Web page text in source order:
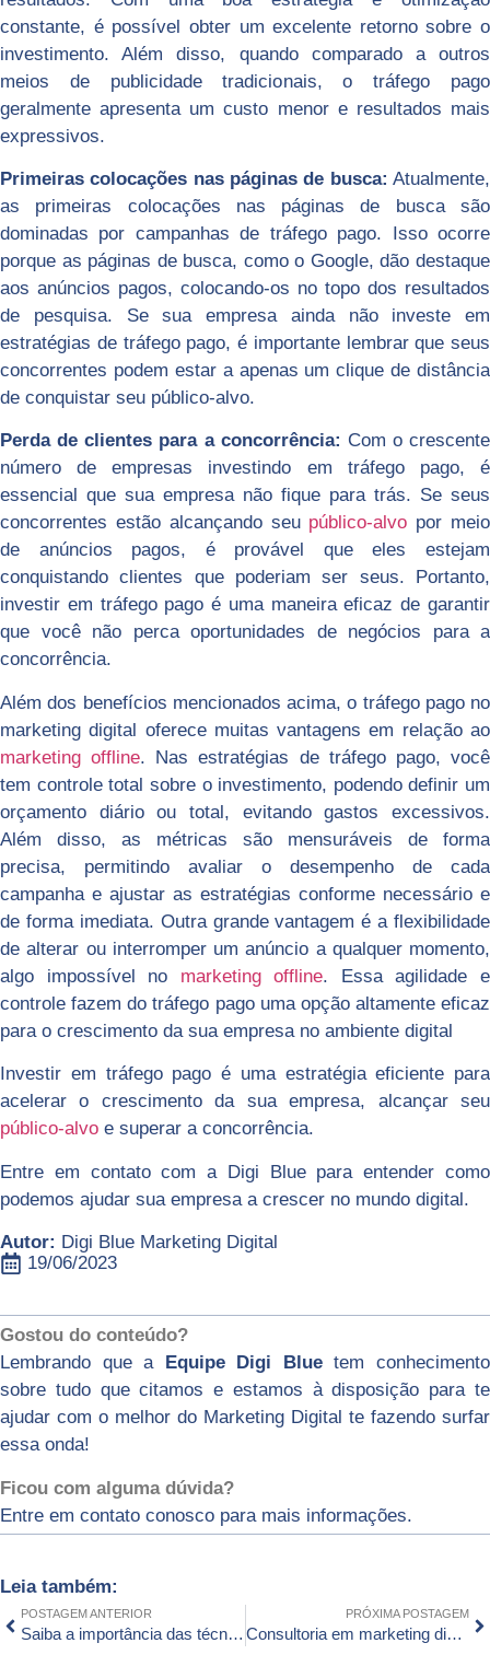
constante, é possível obter um excelente retorno sobre o
investimento. Além disso, quando comparado a outros
meios de publicidade tradicionais, o tráfego pago
geralmente apresenta um custo menor e resultados mais
expressivos.
Primeiras colocações nas páginas de busca: Atualmente,
as primeiras colocações nas páginas de busca são
dominadas por campanhas de tráfego pago. Isso ocorre
porque as páginas de busca, como o Google, dão destaque
aos anúncios pagos, colocando-os no topo dos resultados
de pesquisa. Se sua empresa ainda não investe em
estratégias de tráfego pago, é importante lembrar que seus
concorrentes podem estar a apenas um clique de distância
de conquistar seu público-alvo.
Perda de clientes para a concorrência: Com o crescente
número de empresas investindo em tráfego pago, é
essencial que sua empresa não fique para trás. Se seus
concorrentes estão alcançando seu público-alvo por meio
de anúncios pagos, é provável que eles estejam
conquistando clientes que poderiam ser seus. Portanto,
investir em tráfego pago é uma maneira eficaz de garantir
que você não perca oportunidades de negócios para a
concorrência.
Além dos benefícios mencionados acima, o tráfego pago no
marketing digital oferece muitas vantagens em relação ao
marketing offline. Nas estratégias de tráfego pago, você
tem controle total sobre o investimento, podendo definir um
orçamento diário ou total, evitando gastos excessivos.
Além disso, as métricas são mensuráveis ​​de forma
precisa, permitindo avaliar o desempenho de cada
campanha e ajustar as estratégias conforme necessário e
de forma imediata. Outra grande vantagem é a flexibilidade
de alterar ou interromper um anúncio a qualquer momento,
algo impossível no marketing offline. Essa agilidade e
controle fazem do tráfego pago uma opção altamente eficaz
para o crescimento da sua empresa no ambiente digital
Investir em tráfego pago é uma estratégia eficiente para
acelerar o crescimento da sua empresa, alcançar seu
público-alvo e superar a concorrência.
Entre em contato com a Digi Blue para entender como
podemos ajudar sua empresa a crescer no mundo digital.
Autor: Digi Blue Marketing Digital
19/06/2023
Gostou do conteúdo?
Lembrando que a
Equipe Digi Bluetem conhecimento
sobre tudo que citamos e estamos à disposição para te
ajudar com o melhor do Marketing Digital te fazendo surfar
essa onda!
Ficou com alguma dúvida?
Entre em contato conosco para mais informações.
Leia também:
POSTAGEM ANTERIOR
Saiba a importância das técnicas de SEO no posicionamento do seu site
PRÓXIMA POSTAGEM
Consultoria em marketing digital para equipes de marketing de empresas